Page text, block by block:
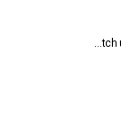
ساعت مچی محصولات خاص مدل Watch ultra